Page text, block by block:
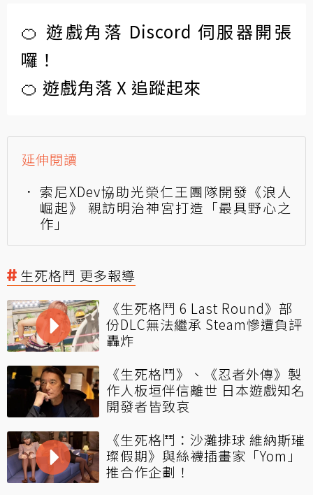
🍊 遊戲角落 Discord 伺服器開張
囉！
🍊 遊戲角落 X 追蹤起來
延伸閱讀
索尼XDev協助光榮仁王團隊開發《浪人
崛起》 親訪明治神宮打造「最具野心之
作」
生死格鬥 更多報導
《生死格鬥 6 Last Round》部
份DLC無法繼承 Steam慘遭負評
轟炸
《生死格鬥》、《忍者外傳》製
作人板垣伴信離世 日本遊戲知名
開發者皆致哀
《生死格鬥：沙灘排球 維納斯璀
璨假期》與絲襪插畫家「Yom」
推合作企劃！